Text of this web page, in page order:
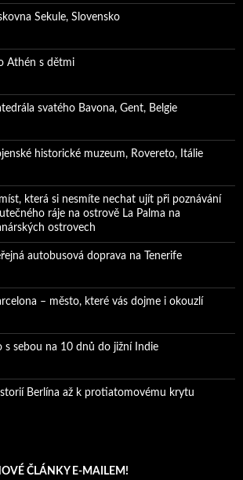
Sekule, Slovensko
Athén s dětmi
svatého Bavona, Gent, Belgie
historické muzeum, Rovereto, Itálie
která si nesmíte nechat ujít při poznávání
ráje na ostrově La Palma na
ostrovech
autobusová doprava na Tenerife
– město, které vás dojme i okouzlí
s sebou na 10 dnů do jižní Indie
Berlína až k protiatomovému krytu
ČLÁNKY E-MAILEM!